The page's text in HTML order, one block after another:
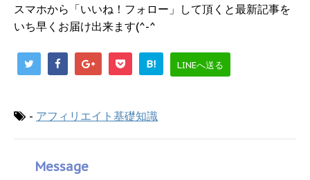
スマホから「いいね！フォロー」して頂くと最新記事を
いち早くお届け出来ます(^-^
B! LINEへ送る
- アフィリエイト基礎知識
Message